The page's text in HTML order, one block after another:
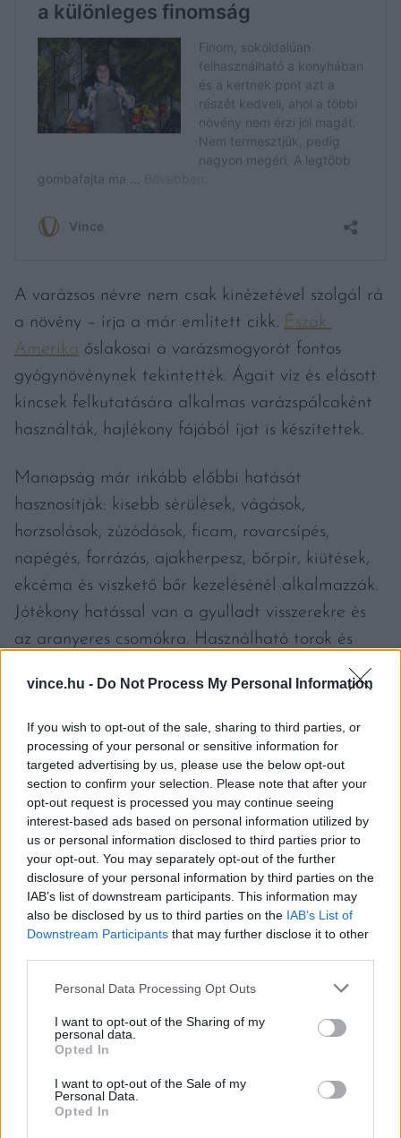
vince.hu - Do Not Process My Personal Information
If you wish to opt-out of the sale, sharing to third parties, or
processing of your personal or sensitive information for
targeted advertising by us, please use the below opt-out
section to confirm your selection. Please note that after your
opt-out request is processed you may continue seeing
interest-based ads based on personal information utilized by
us or personal information disclosed to third parties prior to
your opt-out. You may separately opt-out of the further
disclosure of your personal information by third parties on the
IAB’s list of downstream participants. This information may
also be disclosed by us to third parties on the IAB’s List of
Downstream Participants that may further disclose it to other
Please note that this website/app uses one or more Google
not limited to your visit or usage behaviour. You may click to
grant or deny consent to Google and its third-party tags to
use your data for below specified purposes in below Google
consent section.
Personal Data Processing Opt Outs
I want to opt-out of the Sharing of my
personal data.
Opted In
I want to opt-out of the Sale of my
Personal Data.
Opted In
A varázsos névre nem csak kinézetével szolgál rá
a növény – írja a már említett cikk. Észak-
Amerika őslakosai a varázsmogyorót fontos
gyógynövénynek tekintették. Ágait víz és elásott
kincsek felkutatására alkalmas varázspálcaként
használták, hajlékony fájából íjat is készítettek.
Manapság már inkább előbbi hatását
hasznosítják: kisebb sérülések, vágások,
horzsolások, zúzódások, ficam, rovarcsípés,
napégés, forrázás, ajakherpesz, bőrpír, kiütések,
ekcéma és viszkető bőr kezelésénél alkalmazzák.
Jótékony hatással van a gyulladt visszerekre és
az aranyeres csomókra. Használható torok és
szájöblítésre, gyulladt ínyre. Fürdővízhez adva
csillapítja az izomfájdalmakat.
Akinek van növénye, nyáron gyűjtött leveleiből,
vagy ősszel levágott gallyacskáiból készíthet
főzetet, illetve beszerezhető kenőcsként is.